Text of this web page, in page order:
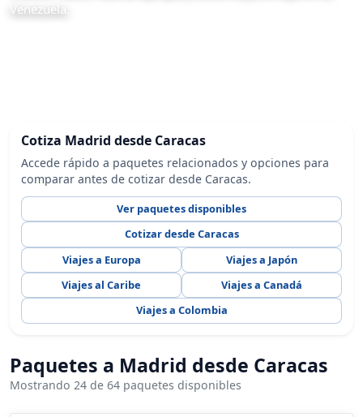
Venezuela.
Cotiza Madrid desde Caracas
Accede rápido a paquetes relacionados y opciones para
comparar antes de cotizar desde Caracas.
Ver paquetes disponibles
Cotizar desde Caracas
Viajes a Europa
Viajes a Japón
Viajes al Caribe
Viajes a Canadá
Viajes a Colombia
Paquetes a Madrid desde Caracas
Mostrando 24 de 64 paquetes disponibles